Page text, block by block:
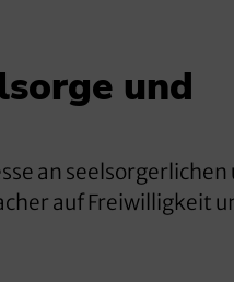
und
an seelsorgerlichen
auf Freiwilligkeit